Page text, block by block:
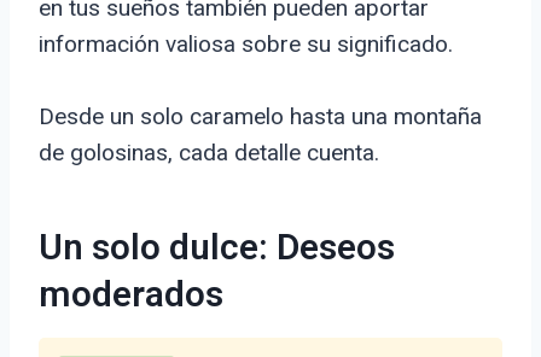
en tus sueños también pueden aportar
información valiosa sobre su significado.
Desde un solo caramelo hasta una montaña
de golosinas, cada detalle cuenta.
Un solo dulce: Deseos
moderados